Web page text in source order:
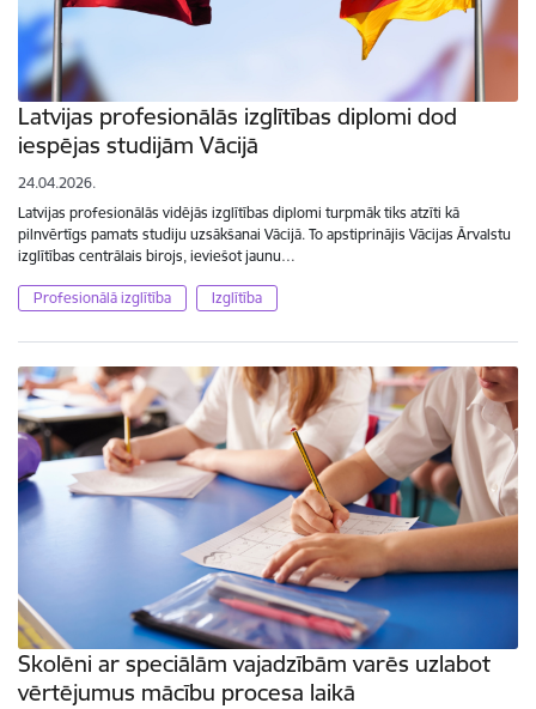
Latvijas profesionālās izglītības diplomi dod
iespējas studijām Vācijā
24.04.2026.
Latvijas profesionālās vidējās izglītības diplomi turpmāk tiks atzīti kā
pilnvērtīgs pamats studiju uzsākšanai Vācijā. To apstiprinājis Vācijas Ārvalstu
izglītības centrālais birojs, ieviešot jaunu…
Profesionālā izglītība Izglītība
Skolēni ar speciālām vajadzībām varēs uzlabot
vērtējumus mācību procesa laikā